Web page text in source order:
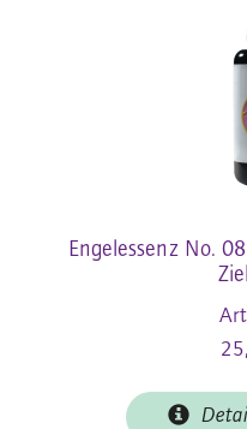
Engelessenz No.